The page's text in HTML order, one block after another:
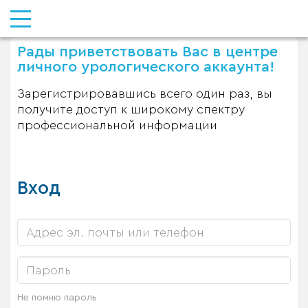
Рады приветствовать Вас в центре
личного урологического аккаунта!
Зарегистрировавшись всего один раз, вы
получите доступ к широкому спектру
профессиональной информации
Вход
Не помню пароль